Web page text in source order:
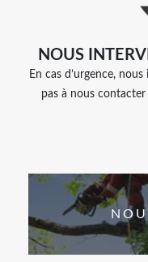
NOUS
En cas d’urgence,
pas à nous